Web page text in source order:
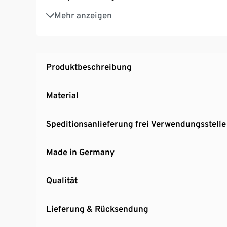
Mehr anzeigen
Strapazierfähiges Flachgewebe in Leinenoptik
Auch in Kombination mit 2-Sitzer oder 3-
Produktbeschreibung
Material
Speditionsanlieferung frei Verwendungsstelle
Made in Germany
Qualität
Lieferung & Rücksendung